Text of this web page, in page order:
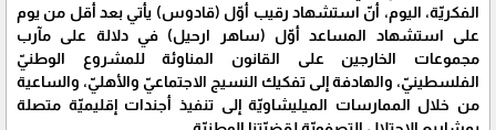
الفكريّة، اليوم، أنّ استشهاد رقيب أوّل (قادوس) يأتي بعد أقل من يوم
على استشهاد المساعد أوّل (ساهر ارحيل) في دلالة على مآرب
مجموعات الخارجين على القانون المناوئة للمشروع الوطنيّ
الفلسطينيّ، والهادفة إلى تفكيك النسيج الاجتماعيّ والأهليّ، والساعية
من خلال الممارسات الميليشاويّة إلى تنفيذ أجندات إقليميّة متصلة